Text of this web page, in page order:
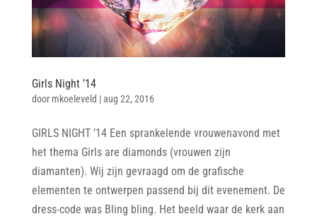
Girls Night ’14
door mkoeleveld |aug 22, 2016
GIRLS NIGHT ’14 Een sprankelende vrouwenavond met
het thema Girls are diamonds (vrouwen zijn
diamanten). Wij zijn gevraagd om de grafische
elementen te ontwerpen passend bij dit evenement. De
dress-code was Bling bling. Het beeld waar de kerk aan